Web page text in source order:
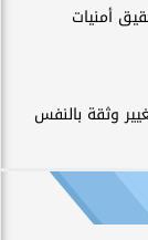
أمنيات
وثقة بالنفس